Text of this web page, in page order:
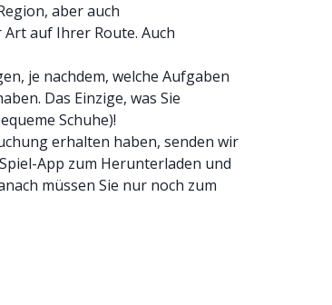
aber auch
auf Ihrer Route. Auch
je nachdem, welche Aufgaben
Das Einzige, was Sie
Schuhe)!
erhalten haben, senden wir
App zum Herunterladen und
müssen Sie nur noch zum